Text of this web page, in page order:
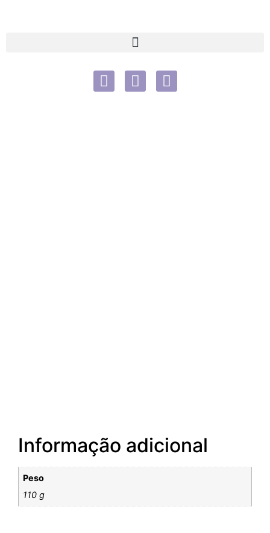
Informação adicional
Peso
110 g